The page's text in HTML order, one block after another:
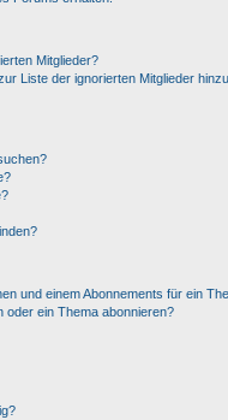
Mitglieder?
Liste der ignorierten Mitglieder
und einem Abonnements für ein
oder ein Thema abonnieren?